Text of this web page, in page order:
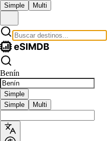
Simple Multi
Benín
Simple
Simple
Multi